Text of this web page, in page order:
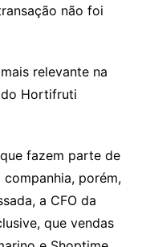
s
o
não foi
relevante na
Hortifruti
fazem parte de
porém,
a CFO da
que vendas